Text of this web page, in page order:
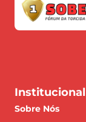
Institucional
Sobre Nós